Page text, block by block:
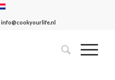
info@cookyourlife.nl